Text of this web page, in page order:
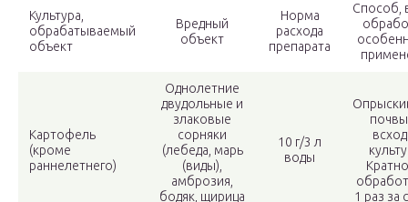
Культура,
обрабатываемый
объект
Вредный
объект
Норма
расхода
препарата
Способ,
Картофель
(кроме
раннелетнего)
Однолетние
двудольные и
злаковые
сорняки
(лебеда, марь
(виды),
амброзия,
бодяк, щирица
10 г/3 л
воды
1 раз за